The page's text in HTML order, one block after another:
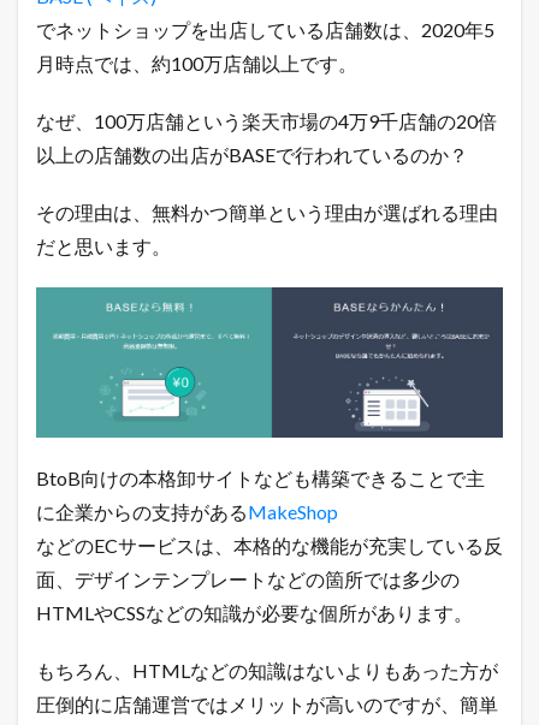
でネットショップを出店している店舗数は、2020年5
月時点では、約100万店舗以上です。
なぜ、100万店舗という楽天市場の4万9千店舗の20倍
以上の店舗数の出店がBASEで行われているのか？
その理由は、無料かつ簡単という理由が選ばれる理由
だと思います。
BtoB向けの本格卸サイトなども構築できることで主
に企業からの支持があるMakeShop
などのECサービスは、本格的な機能が充実している反
面、デザインテンプレートなどの箇所では多少の
HTMLやCSSなどの知識が必要な個所があります。
もちろん、HTMLなどの知識はないよりもあった方が
圧倒的に店舗運営ではメリットが高いのですが、簡単